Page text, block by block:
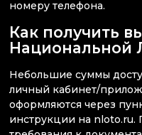
номеру телефона.
Как получить
Национальной
Небольшие суммы
личный кабинет/
оформляются через
инструкции на nloto.ru.